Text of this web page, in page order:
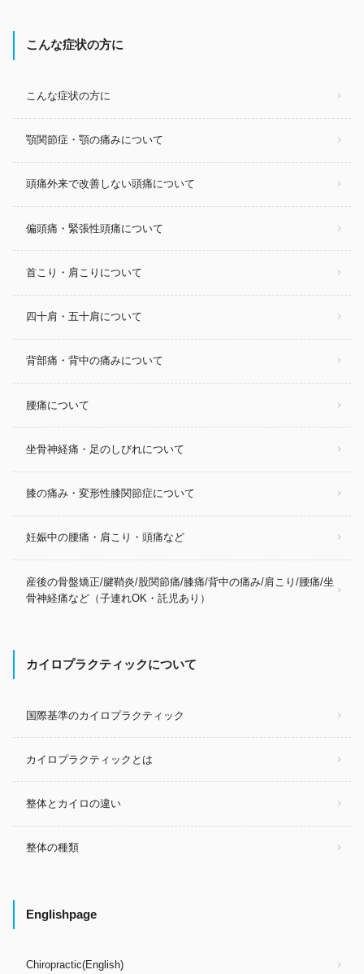
こんな症状の方に
こんな症状の方に
顎関節症・顎の痛みについて
頭痛外来で改善しない頭痛について
偏頭痛・緊張性頭痛について
首こり・肩こりについて
四十肩・五十肩について
背部痛・背中の痛みについて
腰痛について
坐骨神経痛・足のしびれについて
膝の痛み・変形性膝関節症について
妊娠中の腰痛・肩こり・頭痛など
産後の骨盤矯正/腱鞘炎/股関節痛/膝痛/背中の痛み/肩こり/腰痛/坐
骨神経痛など（子連れOK・託児あり）
カイロプラクティックについて
国際基準のカイロプラクティック
カイロプラクティックとは
整体とカイロの違い
整体の種類
Englishpage
Chiropractic(English)